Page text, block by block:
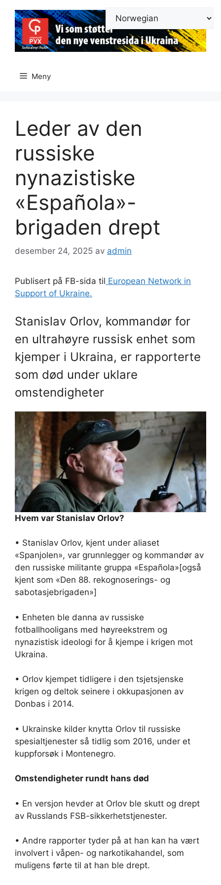
innhold
Meny
Leder av den
russiske
nynazistiske
«Española»-
brigaden drept
desember 24, 2025 av admin
Publisert på FB-sida til European Network in
Support of Ukraine.
Stanislav Orlov, kommandør for
en ultrahøyre russisk enhet som
kjemper i Ukraina, er rapporterte
som død under uklare
omstendigheter
Hvem var Stanislav Orlov?
• Stanislav Orlov, kjent under aliaset
«Spanjolen», var grunnlegger og kommandør av
den russiske militante gruppa «Española»[også
kjent som «Den 88. rekognoserings- og
sabotasje­brigaden»]
• Enheten ble danna av russiske
fotballhooligans med høyreekstrem og
nynazistisk ideologi for å kjempe i krigen mot
Ukraina.
• Orlov kjempet tidligere i den tsjetsjenske
krigen og deltok seinere i okkupasjonen av
Donbas i 2014.
• Ukrainske kilder knytta Orlov til russiske
spesialtjenester så tidlig som 2016, under et
kuppforsøk i Montenegro.
Omstendigheter rundt hans død
• En versjon hevder at Orlov ble skutt og drept
av Russlands FSB-sikkerhetstjenester.
• Andre rapporter tyder på at han kan ha vært
involvert i våpen- og narkotikahandel, som
muligens førte til at han ble drept.